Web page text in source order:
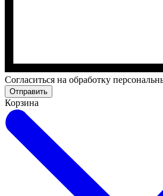
Cогласиться на обработку
Отправить
Корзина